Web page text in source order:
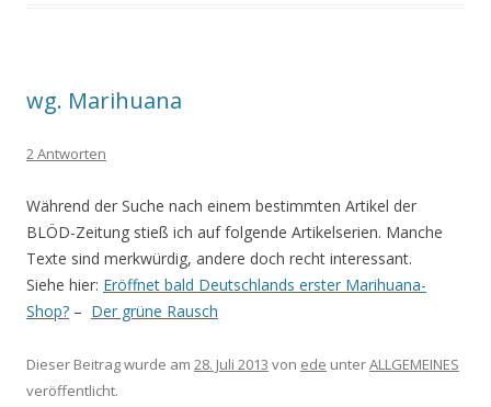
wg. Marihuana
2 Antworten
Während der Suche nach einem bestimmten Artikel der
BLÖD-Zeitung stieß ich auf folgende Artikelserien. Manche
Texte sind merkwürdig, andere doch recht interessant.
Siehe hier: Eröffnet bald Deutschlands erster Marihuana-
Shop? – Der grüne Rausch
Dieser Beitrag wurde am 28. Juli 2013 von ede unterALLGEMEINES
veröffentlicht.